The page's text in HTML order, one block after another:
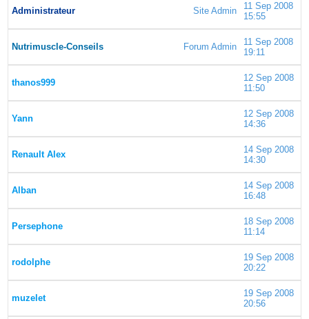
Site Admin
Administrateur
11 Sep 2008
15:55
Forum Admin
Nutrimuscle-Conseils
11 Sep 2008
19:11
thanos999
12 Sep 2008
11:50
Yann
12 Sep 2008
14:36
Renault Alex
14 Sep 2008
14:30
Alban
14 Sep 2008
16:48
Persephone
18 Sep 2008
11:14
rodolphe
19 Sep 2008
20:22
muzelet
19 Sep 2008
20:56